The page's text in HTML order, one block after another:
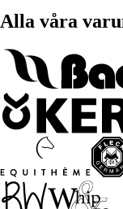
Alla våra